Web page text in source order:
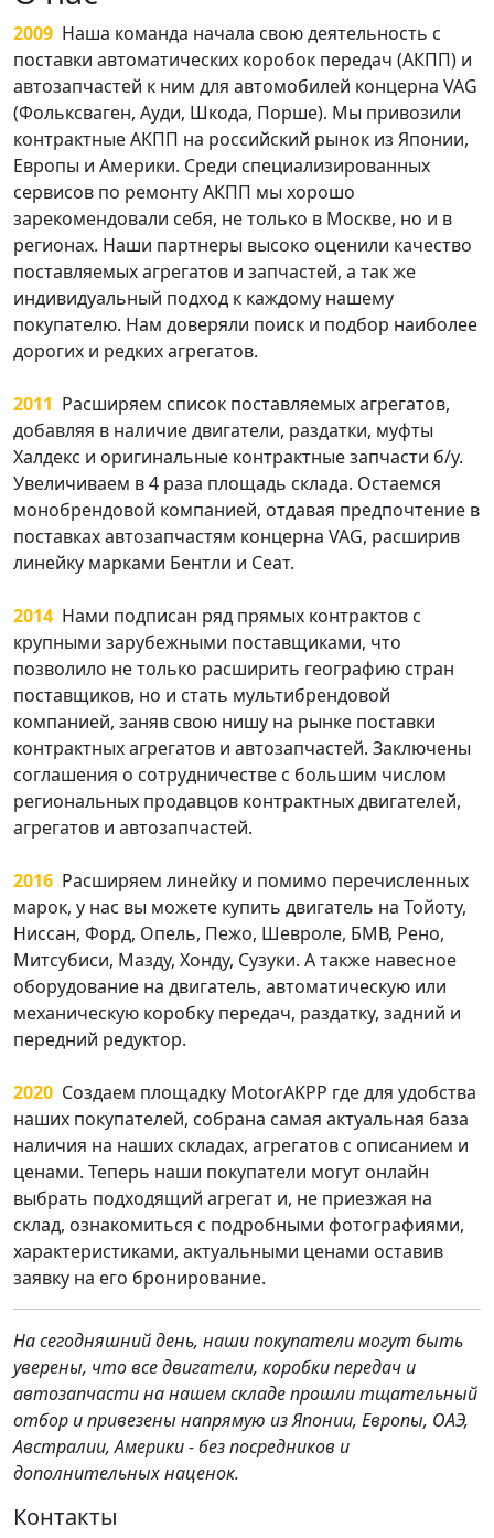
2009 Наша команда начала свою деятельность с
поставки автоматических коробок передач (АКПП) и
автозапчастей к ним для автомобилей концерна VAG
(Фольксваген, Ауди, Шкода, Порше). Мы привозили
контрактные АКПП на российский рынок из Японии,
Европы и Америки. Среди специализированных
сервисов по ремонту АКПП мы хорошо
зарекомендовали себя, не только в Москве, но и в
регионах. Наши партнеры высоко оценили качество
поставляемых агрегатов и запчастей, а так же
индивидуальный подход к каждому нашему
покупателю. Нам доверяли поиск и подбор наиболее
дорогих и редких агрегатов.
2011 Расширяем список поставляемых агрегатов,
добавляя в наличие двигатели, раздатки, муфты
Халдекс и оригинальные контрактные запчасти б/у.
Увеличиваем в 4 раза площадь склада. Остаемся
монобрендовой компанией, отдавая предпочтение в
поставках автозапчастям концерна VAG, расширив
линейку марками Бентли и Сеат.
2014 Нами подписан ряд прямых контрактов с
крупными зарубежными поставщиками, что
позволило не только расширить географию стран
поставщиков, но и стать мультибрендовой
компанией, заняв свою нишу на рынке поставки
контрактных агрегатов и автозапчастей. Заключены
соглашения о сотрудничестве с большим числом
региональных продавцов контрактных двигателей,
агрегатов и автозапчастей.
2016 Расширяем линейку и помимо перечисленных
марок, у нас вы можете купить двигатель на Тойоту,
Ниссан, Форд, Опель, Пежо, Шевроле, БМВ, Рено,
Митсубиси, Мазду, Хонду, Сузуки. А также навесное
оборудование на двигатель, автоматическую или
механическую коробку передач, раздатку, задний и
передний редуктор.
2020 Создаем площадку MotorAKPP где для удобства
наших покупателей, собрана самая актуальная база
наличия на наших складах, агрегатов с описанием и
ценами. Теперь наши покупатели могут онлайн
выбрать подходящий агрегат и, не приезжая на
склад, ознакомиться с подробными фотографиями,
характеристиками, актуальными ценами оставив
заявку на его бронирование.
На сегодняшний день, наши покупатели могут быть
уверены, что все двигатели, коробки передач и
автозапчасти на нашем складе прошли тщательный
отбор и привезены напрямую из Японии, Европы, ОАЭ,
Австралии, Америки - без посредников и
дополнительных наценок.
Контакты